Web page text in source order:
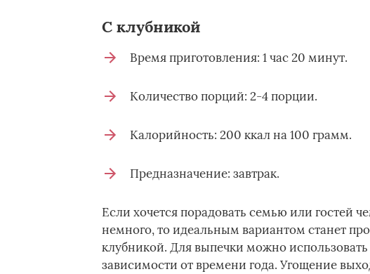
С клубникой
Время приготовления: 1 час 20 минут.
Количество порций: 2-4 порции.
Калорийность: 200 ккал на 100 грамм.
Предназначение: завтрак.
Если хочется порадовать семью или гостей
немного, то идеальным вариантом станет
клубникой. Для выпечки можно
зависимости от времени года. Угощение